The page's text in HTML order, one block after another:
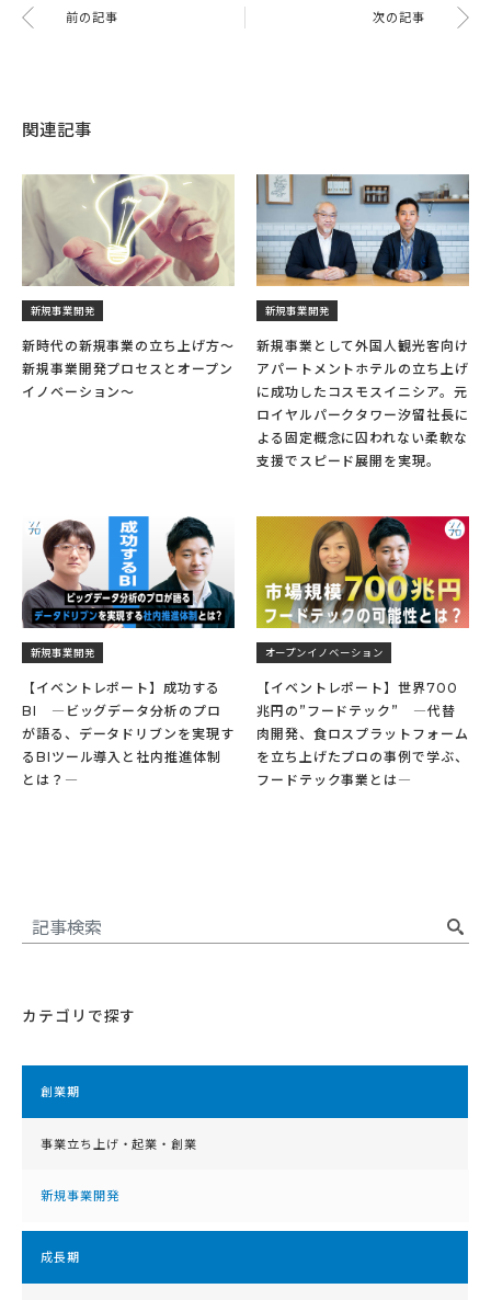
前の記事 次の記事
関連記事
新規事業開発
新時代の新規事業の立ち上げ方〜
新規事業開発プロセスとオープン
イノベーション〜
新規事業開発
新規事業として外国人観光客向け
アパートメントホテルの立ち上げ
に成功したコスモスイニシア。元
ロイヤルパークタワー汐留社長に
よる固定概念に囚われない柔軟な
支援でスピード展開を実現。
新規事業開発
【イベントレポート】成功する
BI ―ビッグデータ分析のプロ
が語る、データドリブンを実現す
るBIツール導入と社内推進体制
とは？―
オープンイノベーション
【イベントレポート】世界700
兆円の”フードテック” ―代替
肉開発、食ロスプラットフォーム
を立ち上げたプロの事例で学ぶ、
フードテック事業とは―
カテゴリで探す
創業期
事業立ち上げ・起業・創業
新規事業開発
成⻑期